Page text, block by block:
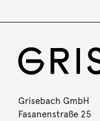
Grisebach GmbH
Fasanenstraße 25